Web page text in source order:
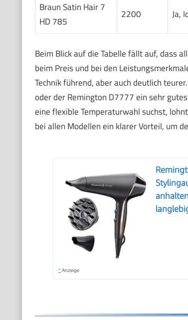
Braun Satin Hair 7
HD 785
2200 Ja,
Beim Blick auf die Tabelle fällt auf, dass
beim Preis und bei den
Technik führend, aber auch deutlich
oder der Remington D7777 ein sehr
eine flexible Temperaturwahl suchst,
bei allen Modellen ein klarer Vorteil, um
* Anzeige